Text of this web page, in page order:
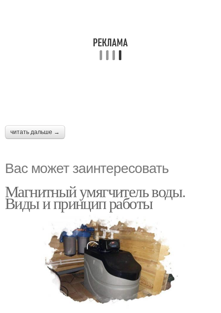
читать дальше →
Вас может заинтересовать
Магнитный умягчитель воды.
Виды и принцип работы